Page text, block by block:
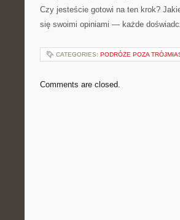
Czy jesteście gotowi na ten krok?
się swoimi opiniami — każde
CATEGORIES: PODRÓŻE POZA
Comments are closed.